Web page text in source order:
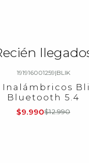
191916001259|BLIK
Bluetooth 5.4
$9.990$12.990